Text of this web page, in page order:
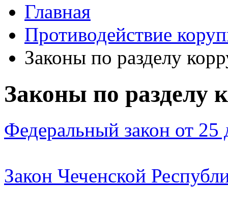
Главная
Противодействие
Законы по разделу
Законы по разделу
Федеральный закон от
Закон Чеченской